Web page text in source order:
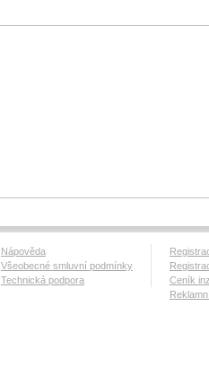
Nápověda
Všeobecné smluvní podmínky
Technická podpora
Ceník